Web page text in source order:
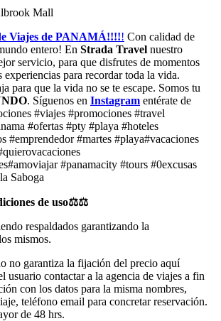
Mall
Viajes de PANAMÁ!!!!! Con calidad de
entero! En Strada Travel nuestro
servicio, para que disfrutes de momentos
para recordar toda la vida.
para que la vida no se te escape. Somos tu
. Síguenos en Instagram entérate de
#viajes #promociones #travel
#ofertas #pty #playa #hoteles
#emprendedor #martes #playa#vacaciones
#panamacity #tours #0excusas
Saboga
de uso⚖️⚖️
respaldados garantizando la
mismos.
no garantiza la fijación del precio aquí
usuario contactar a la agencia de viajes a fin
con los datos para la misma nombres,
teléfono email para concretar reservación.
de 48 hrs.